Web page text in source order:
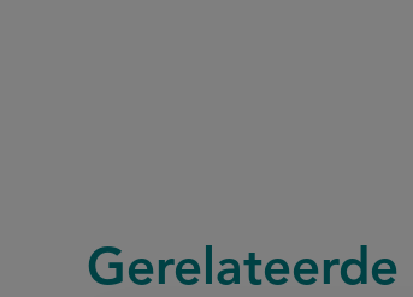
Gerelateerde